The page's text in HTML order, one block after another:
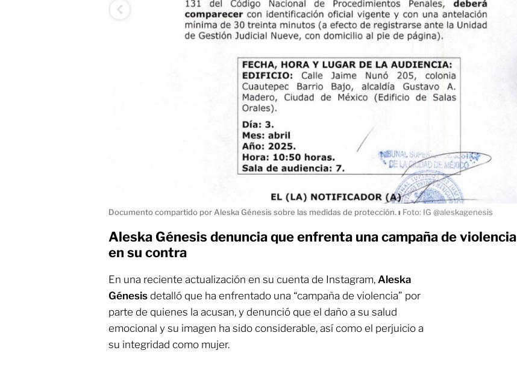
Documento compartido por Aleska Génesis sobre las medidas de protección. ı Foto: IG @aleskagenesis
Aleska Génesis denuncia que enfrenta una campaña de violencia
en su contra
En una reciente actualización en su cuenta de Instagram, Aleska
Génesis detalló que ha enfrentado una “campaña de violencia” por
parte de quienes la acusan, y denunció que el daño a su salud
emocional y su imagen ha sido considerable, así como el perjuicio a
su integridad como mujer.